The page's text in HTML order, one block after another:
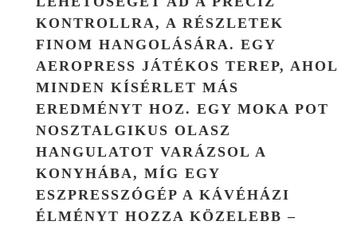
KONTROLLRA, A RÉSZLETEK
FINOM HANGOLÁSÁRA. EGY
AEROPRESS JÁTÉKOS TEREP, AHOL
MINDEN KÍSÉRLET MÁS
EREDMÉNYT HOZ. EGY MOKA POT
NOSZTALGIKUS OLASZ
HANGULATOT VARÁZSOL A
KONYHÁBA, MÍG EGY
ESZPRESSZÓGÉP A KÁVÉHÁZI
ÉLMÉNYT HOZZA KÖZELEBB –